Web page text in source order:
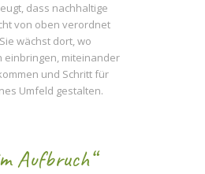
dass nachhaltige
von oben verordnet
wächst dort, wo
einbringen, miteinander
und Schritt für
Umfeld gestalten.
Aufbruch“